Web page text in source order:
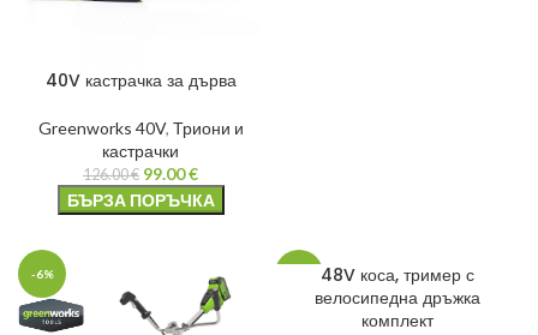
40V кастрачка за дърва
Greenworks 40V, Триони и
кастрачки
126.00€ 99.00€
БЪРЗА ПОРЪЧКА
-6%
48V коса, тример с
велосипедна дръжка
комплект